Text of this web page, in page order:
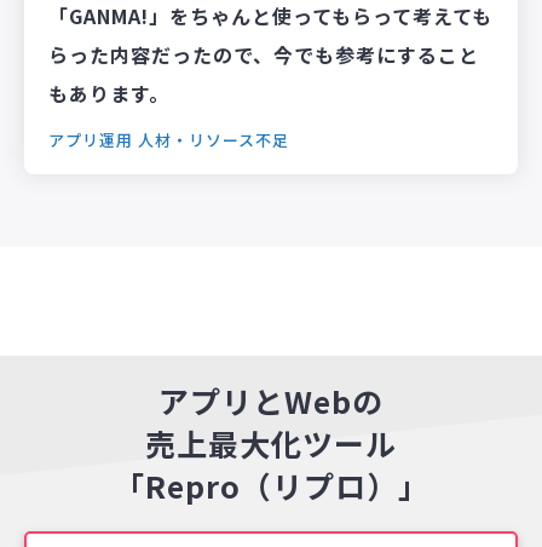
「GANMA!」をちゃんと使ってもらって考えても
らった内容だったので、今でも参考にすること
もあります。
アプリ運用 人材・リソース不足
アプリとWebの
売上最大化ツール
「Repro（リプロ）」